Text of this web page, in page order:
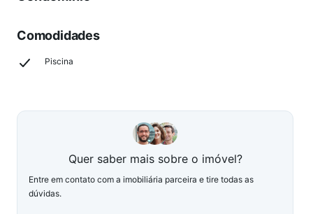
Comodidades
Piscina
Quer saber mais sobre o imóvel?
Entre em contato com a imobiliária parceira e tire todas as
dúvidas.